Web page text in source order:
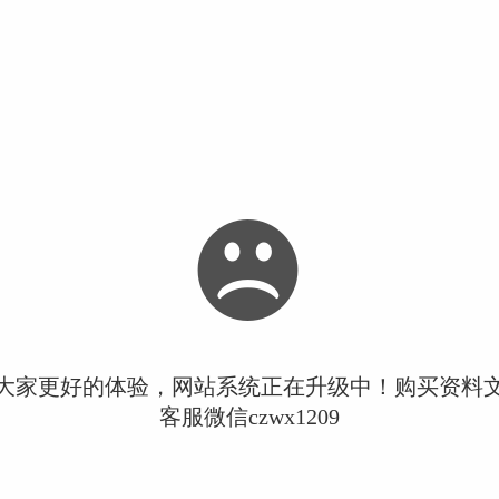
家更好的体验，网站系统正在升级中！购买资料
客服微信czwx1209